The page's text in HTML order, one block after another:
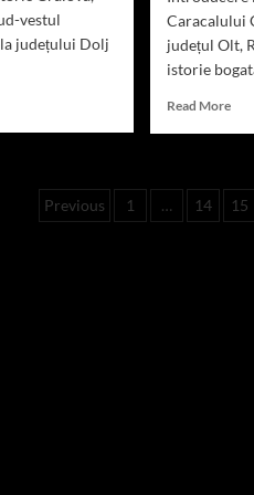
vestul
județului Dolj
Caracalului
județul Olt,
istorie
Read MoreRead
Paginație
Previous 1 … 14 15